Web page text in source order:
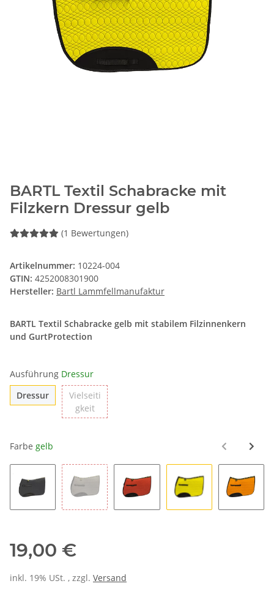
BARTL Textil Schabracke mit
Filzkern Dressur gelb
(1 Bewertungen)
Artikelnummer: 10224-004
GTIN: 4252008301900
Hersteller: Bartl Lammfellmanufaktur
BARTL Textil Schabracke gelb mit stabilem Filzinnenkern
und GurtProtection
Ausführung Dressur
DressurDressurVielseiti
gkeitVielseitigkeit
Farbe gelb
19,00 €
inkl. 19% USt. , zzgl. Versand